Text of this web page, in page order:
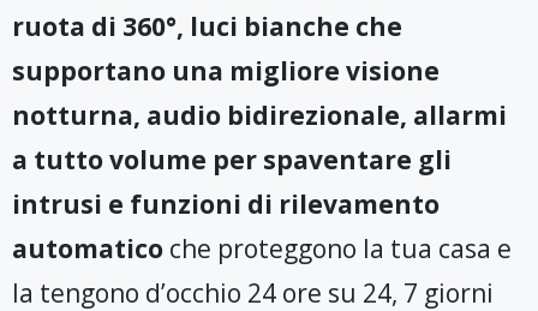
ruota di 360°, luci bianche che
supportano una migliore visione
notturna, audio bidirezionale, allarmi
a tutto volume per spaventare gli
intrusi e funzioni di rilevamento
automatico che proteggono la tua casa e
la tengono d’occhio 24 ore su 24, 7 giorni